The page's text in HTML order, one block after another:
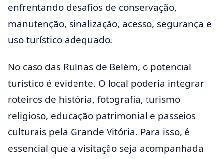
enfrentando desafios de conservação,
manutenção, sinalização, acesso, segurança e
uso turístico adequado.
No caso das Ruínas de Belém, o potencial
turístico é evidente. O local poderia integrar
roteiros de história, fotografia, turismo
religioso, educação patrimonial e passeios
culturais pela Grande Vitória. Para isso, é
essencial que a visitação seja acompanhada